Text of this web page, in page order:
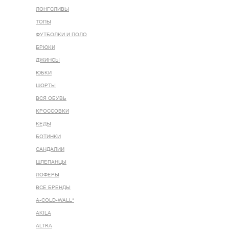
ЛОНГСЛИВЫ
ТОПЫ
ФУТБОЛКИ И ПОЛО
БРЮКИ
ДЖИНСЫ
ЮБКИ
ШОРТЫ
ВСЯ ОБУВЬ
КРОССОВКИ
КЕДЫ
БОТИНКИ
САНДАЛИИ
ШЛЕПАНЦЫ
ЛОФЕРЫ
ВСЕ БРЕНДЫ
A-COLD-WALL*
AKILA
ALTRA